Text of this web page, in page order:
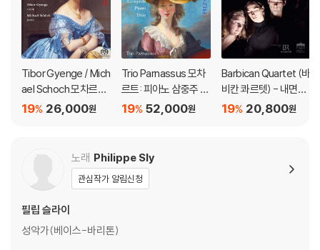
는 존재들이다. 극의 초반부는 빠른 템포와 신체적 코미디를 통해 관객의
웃음을 유도하지만, 시간이 흐를수록 그 웃음은 점차 불편함으로 변질된
다. 특히 마지막 장면은 권선징악의 교훈으로 닫히기보다 인간 존재의 공
허와 파괴성을 드러내는 의미로 남는다.
이어를 사용하셔야 합니다. 더불어 플레이어 소프트웨어 최신 버전의 업데
이트, 대용량 케이블 사용이 필수입니다.
니다.
Tibor Gyenge / Mich
ael Schoch 모차르트:
바이올린 소나타집 (M
26,000원
19%
Trio Parnassus 모차
르트: 피아노 삼중주 전
곡 (Mozart: Comple
52,000원
19%
Barbican Quartet (바
비칸 콰르텟) - 내면의
빛 (Lux Intus)
20,800원
19%
노래 Philippe Sly
관심작가 알림신청
필립 슬라이
성악가(베이스-바리톤)